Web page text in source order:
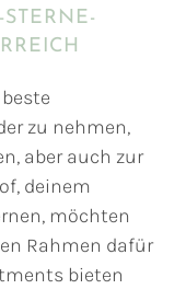
zu nehmen,
aber auch zur
deinem
möchten
Rahmen dafür
bieten